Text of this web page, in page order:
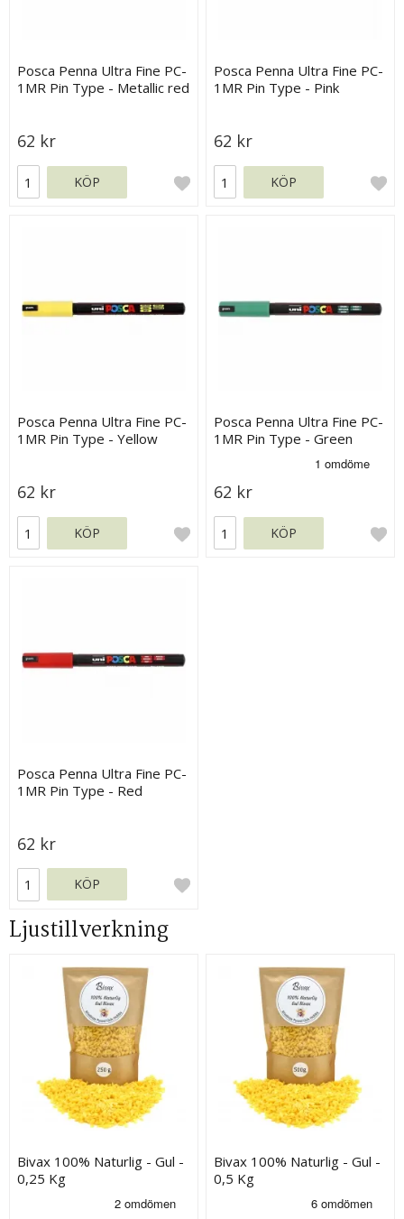
Posca Penna Ultra Fine PC-
1MR Pin Type - Metallic red
62 kr
KÖP
Posca Penna Ultra Fine PC-
1MR Pin Type - Pink
62 kr
KÖP
Posca Penna Ultra Fine PC-
1MR Pin Type - Yellow
62 kr
KÖP
Posca Penna Ultra Fine PC-
1MR Pin Type - Green
62 kr
KÖP
Posca Penna Ultra Fine PC-
1MR Pin Type - Red
62 kr
KÖP
Ljustillverkning
Bivax 100% Naturlig - Gul -
0,25 Kg
Bivax 100% Naturlig - Gul -
0,5 Kg